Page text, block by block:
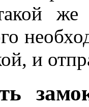
же
и